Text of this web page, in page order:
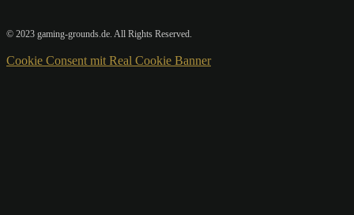
© 2023 gaming-grounds.de. All Rights Reserved.
Cookie Consent mit Real Cookie Banner